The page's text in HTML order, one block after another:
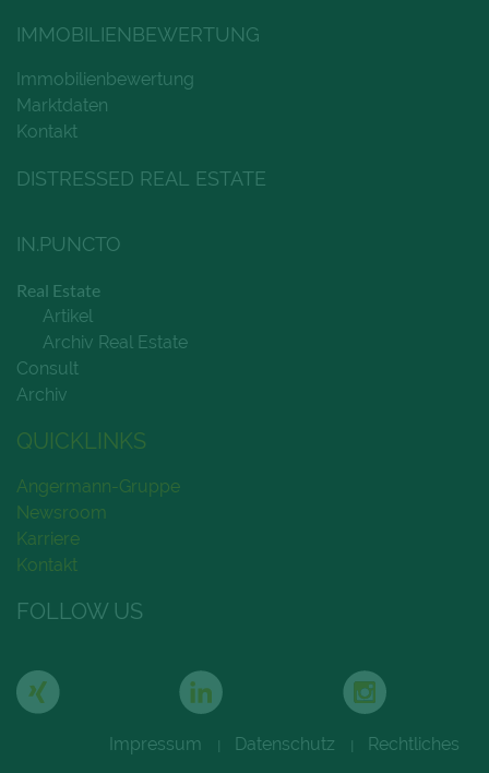
IMMOBILIENBEWERTUNG
Immobilienbewertung
Marktdaten
Kontakt
DISTRESSED REAL ESTATE
IN.PUNCTO
Real Estate
Artikel
Archiv Real Estate
Consult
Archiv
QUICKLINKS
Angermann-Gruppe
Newsroom
Karriere
Kontakt
FOLLOW US
Impressum | Datenschutz | Rechtliches